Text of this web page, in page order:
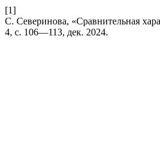
[1]
С. Северинова, «Сравнительная
4, с. 106—113, дек. 2024.